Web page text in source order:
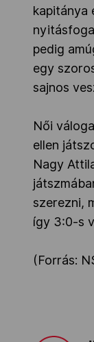
kapitánya
pedig
egy
sajnos
Női
ellen
Nagy
szerezni,
így 3:0-s
(Forrás: